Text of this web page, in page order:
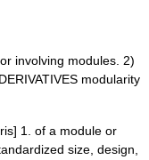
involving modules. 2)
modularity
1. of a module or
size, design,